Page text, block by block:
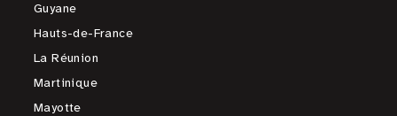
Guyane
Hauts-de-France
La Réunion
Martinique
Mayotte